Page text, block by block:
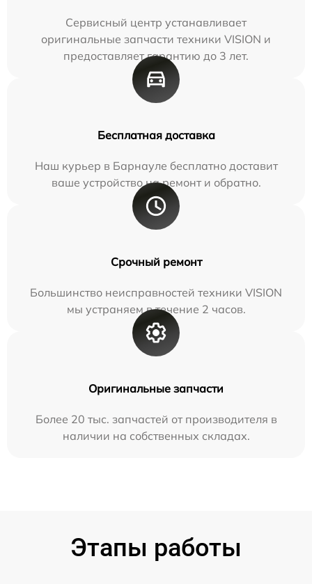
Сервисный центр устанавливает
оригинальные запчасти техники VISION и
предоставляет гарантию до 3 лет.
Бесплатная доставка
Наш курьер в Барнауле бесплатно доставит
ваше устройство на ремонт и обратно.
Срочный ремонт
Большинство неисправностей техники VISION
мы устраняем в течение 2 часов.
Оригинальные запчасти
Более 20 тыс. запчастей от производителя в
наличии на собственных складах.
Этапы работы